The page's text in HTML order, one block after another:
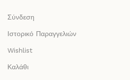
Σύνδεση
Ιστορικό Παραγγελιών
Wishlist
Καλάθι